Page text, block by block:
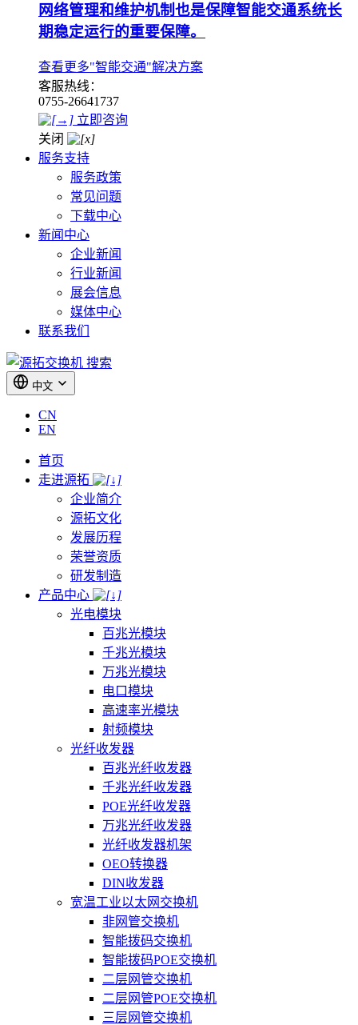
网络管理和维护机制也是保障智能交通系统长
期稳定运行的重要保障。
查看更多"智能交通"解决方案
客服热线：
0755-26641737
立即咨询
关闭
服务支持
服务政策
常见问题
下载中心
新闻中心
企业新闻
行业新闻
展会信息
媒体中心
联系我们
搜索
中文
CN
EN
首页
走进源拓
企业简介
源拓文化
发展历程
荣誉资质
研发制造
产品中心
光电模块
百兆光模块
千兆光模块
万兆光模块
电口模块
高速率光模块
射频模块
光纤收发器
百兆光纤收发器
千兆光纤收发器
POE光纤收发器
万兆光纤收发器
光纤收发器机架
OEO转换器
DIN收发器
宽温工业以太网交换机
非网管交换机
智能拨码交换机
智能拨码POE交换机
二层网管交换机
二层网管POE交换机
三层网管交换机